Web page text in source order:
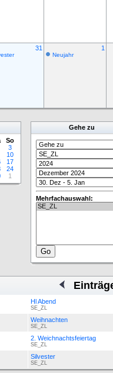
31 1
Neujahr
So
3
10
17
24
1
Gehe zu
Mehrfachauswahl:
Hl Abend
SE_ZL
Weihnachten
SE_ZL
2. Weichnachtsfeiertag
SE_ZL
Silvester
SE_ZL